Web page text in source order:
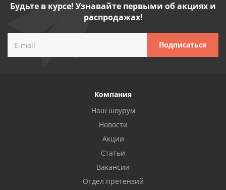
Будьте в курсе! Узнавайте первыми об акциях и
распродажах!
Компания
Наш шоурум
Новости
Акции
Статьи
Вакансии
Отдел претензий